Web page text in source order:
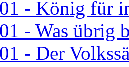
- König für
- Was übrig
- Der